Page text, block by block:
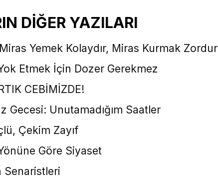
DİĞER YAZILARI
Yemek Kolaydır, Miras Kurmak Zordur
Etmek İçin Dozer Gerekmez
CEBİMİZDE!
Gecesi: Unutamadığım Saatler
Çekim Zayıf
Göre Siyaset
Senaristleri